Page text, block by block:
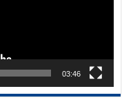
03:46